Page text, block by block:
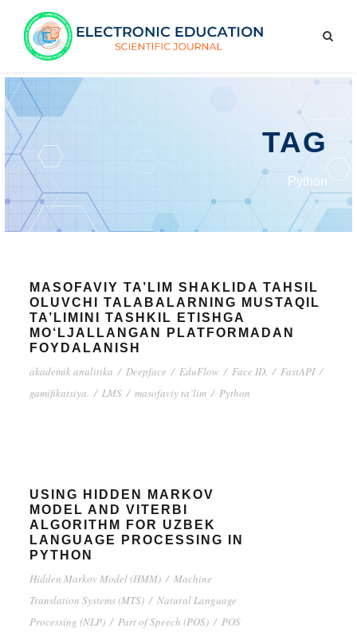
TAG
Python
MASOFAVIY TA’LIM SHAKLIDA TAHSIL
OLUVCHI TALABALARNING MUSTAQIL
TA’LIMINI TASHKIL ETISHGA
MO‘LJALLANGAN PLATFORMADAN
FOYDALANISH
akademik analitika / Deepface / EduFlow / Face ID. / FastAPI /
gamifikatsiya. / LMS / masofaviy ta’lim / Python
USING HIDDEN MARKOV
MODEL AND VITERBI
ALGORITHM FOR UZBEK
LANGUAGE PROCESSING IN
PYTHON
Hidden Markov Model (HMM) / Machine
Translation Systems (MTS) / Natural Language
Processing (NLP) / Part of Speech (POS) / POS